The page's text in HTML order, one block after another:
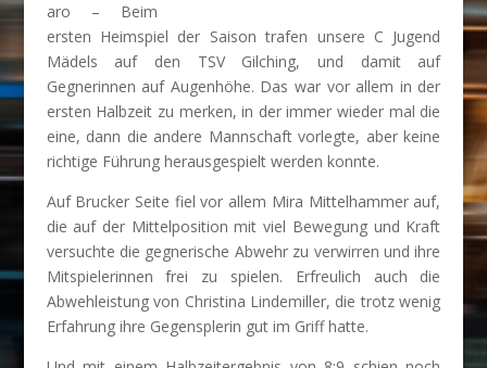
aro – Beim
ersten Heimspiel der Saison trafen unsere C Jugend
Mädels auf den TSV Gilching, und damit auf
Gegnerinnen auf Augenhöhe. Das war vor allem in der
ersten Halbzeit zu merken, in der immer wieder mal die
eine, dann die andere Mannschaft vorlegte, aber keine
richtige Führung herausgespielt werden konnte.
Auf Brucker Seite fiel vor allem Mira Mittelhammer auf,
die auf der Mittelposition mit viel Bewegung und Kraft
versuchte die gegnerische Abwehr zu verwirren und ihre
Mitspielerinnen frei zu spielen. Erfreulich auch die
Abwehleistung von Christina Lindemiller, die trotz wenig
Erfahrung ihre Gegensplerin gut im Griff hatte.